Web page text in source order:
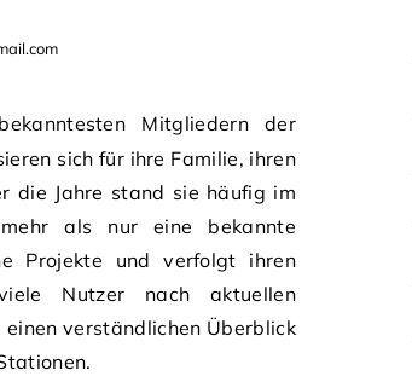
Mitgliedern der
sich für ihre Familie, ihren
die Jahre stand sie häufig im
als nur eine bekannte
Projekte und verfolgt ihren
Nutzer nach aktuellen
verständlichen Überblick